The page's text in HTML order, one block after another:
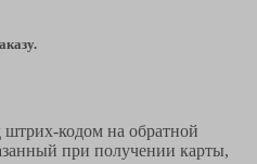
кодом на обратной
при получении карты,